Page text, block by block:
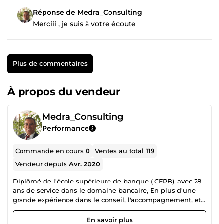
Réponse de Medra_Consulting
Merciii , je suis à votre écoute
Plus de commentaires
À propos du vendeur
Medra_Consulting
Performance
Commande en cours0 Ventes au total119
Vendeur depuisAvr. 2020
Diplômé de l'école supérieure de banque ( CFPB), avec 28
ans de service dans le domaine bancaire, En plus d'une
grande expérience dans le conseil, l'accompagnement, et
la formation des entreprises, ce sont mes préoccupations
actuelles, dans le plaisir de servir les entreprises.
En savoir plus